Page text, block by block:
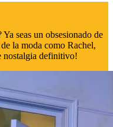
seas un obsesionado de
la moda como Rachel,
nostalgia definitivo!